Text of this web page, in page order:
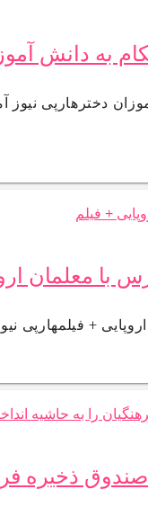
به دانش
دخترهارپی
معلمان
+ فیلمهارپی